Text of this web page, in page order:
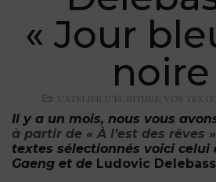
« Jour
noire
L'ATELIER D'ÉCRITURE VOS
Il y a un mois, nous vous
à partir de « À l’est des rêves
textes sélectionnés voici celui
Gaeng et de Ludovic